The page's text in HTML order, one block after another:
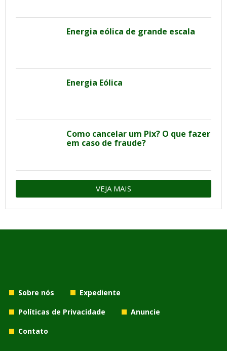
Energia eólica de grande escala
Energia Eólica
Como cancelar um Pix? O que fazer
em caso de fraude?
VEJA MAIS
Sobre nós
Expediente
Políticas de Privacidade
Anuncie
Contato